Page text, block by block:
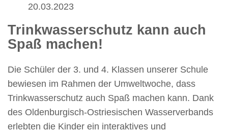
20.03.2023
Trinkwasserschutz kann auch
Spaß machen!
Die Schüler der 3. und 4. Klassen unserer Schule
bewiesen im Rahmen der Umweltwoche, dass
Trinkwasserschutz auch Spaß machen kann. Dank
des Oldenburgisch-Ostriesischen Wasserverbands
erlebten die Kinder ein interaktives und